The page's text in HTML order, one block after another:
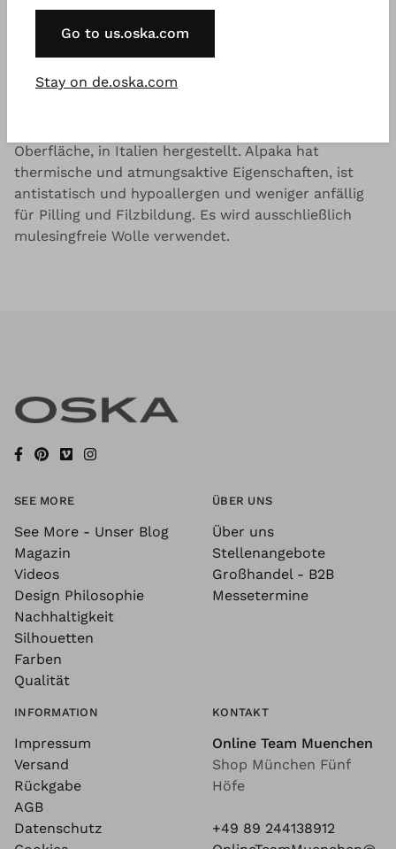
Rundhalsausschnitt mit feiner Rollkante, schöne
Naht-Details und reicht etwa bis zur Hüfte. Ein
Gut zu wissen
Oberfläche, in Italien hergestellt. Alpaka hat
thermische und atmungsaktive Eigenschaften, ist
antistatisch und hypoallergen und weniger anfällig
für Pilling und Filzbildung. Es wird ausschließlich
mulesingfreie Wolle verwendet.
SEE MORE
See More - Unser Blog
Magazin
Videos
Design Philosophie
Nachhaltigkeit
Silhouetten
Farben
Qualität
ÜBER UNS
Über uns
Stellenangebote
Großhandel - B2B
Messetermine
INFORMATION
Impressum
Versand
Rückgabe
AGB
Datenschutz
KONTAKT
Online Team Muenchen
Shop München Fünf
Höfe
+49 89 244138912
Go to us.oska.com
Stay on de.oska.com